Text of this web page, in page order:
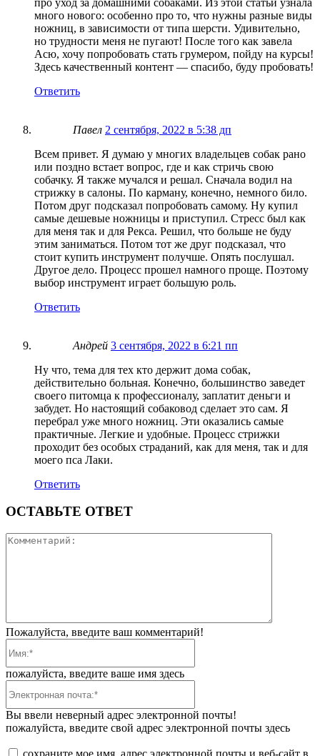
много нового: особенно про то, что нужны разные виды
ножниц, в зависимости от типа шерсти. Удивительно,
но трудности меня не пугают! После того как завела
Асю, хочу попробовать стать грумером, пойду на курсы!
Здесь качественный контент — спасибо, буду пробовать!
Ответить
Павел 2 сентября, 2022 в 5:38 дп
Всем привет. Я думаю у многих владельцев собак рано
или поздно встает вопрос, где и как стричь свою
собачку. Я также мучался и решал. Сначала водил на
стрижку в салоны. По карману, конечно, немного било.
Потом друг подсказал попробовать самому. Ну купил
самые дешевые ножницы и приступил. Стресс был как
для меня так и для Рекса. Решил, что больше не буду
этим заниматься. Потом тот же друг подсказал, что
стоит купить инструмент получше. Опять послушал.
Другое дело. Процесс прошел намного проще. Поэтому
выбор инструмент играет большую роль.
Ответить
Андрей 3 сентября, 2022 в 6:21 пп
Ну что, тема для тех кто держит дома собак,
действительно больная. Конечно, большинство заведет
своего питомца к профессионалу, заплатит деньги и
забудет. Но настоящий собаковод сделает это сам. Я
перебрал уже много ножниц. Эти оказались самые
практичные. Легкие и удобные. Процесс стрижки
проходит без особых страданий, как для меня, так и для
моего пса Лаки.
Ответить
ОСТАВЬТЕ ОТВЕТ
Пожалуйста, введите ваш комментарий!
пожалуйста, введите ваше имя здесь
Вы ввели неверный адрес электронной почты!
пожалуйста, введите свой адрес электронной почты здесь